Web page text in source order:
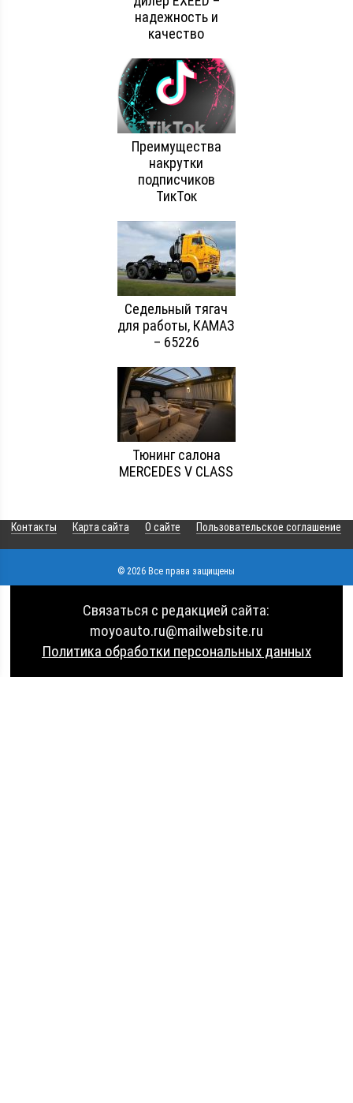
надежность и
качество
Преимущества
накрутки
подписчиков
ТикТок
Седельный тягач
для работы, КАМАЗ
– 65226
Тюнинг салона
MERCEDES V CLASS
Контакты Карта сайта О сайте Пользовательское соглашение
© 2026 Все права защищены
Связаться с редакцией сайта:
moyoauto.ru@mailwebsite.ru
Политика обработки персональных данных